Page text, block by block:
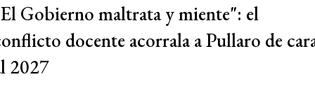
Gobierno maltrata y miente": el
docente acorrala a Pullaro de
2027